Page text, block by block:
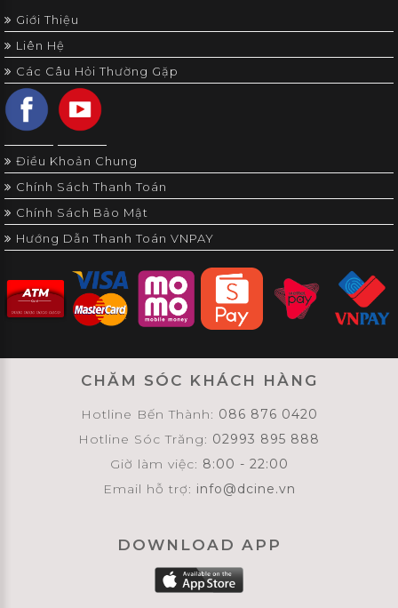
Giới Thiệu
Liên Hệ
Các Câu Hỏi Thường Gặp
Điều Khoản Chung
Chính Sách Thanh Toán
Chính Sách Bảo Mật
Hướng Dẫn Thanh Toán VNPAY
CHĂM SÓC KHÁCH HÀNG
Hotline Bến Thành: 086 876 0420
Hotline Sóc Trăng: 02993 895 888
Giờ làm việc: 8:00 - 22:00
Email hỗ trợ: info@dcine.vn
DOWNLOAD APP